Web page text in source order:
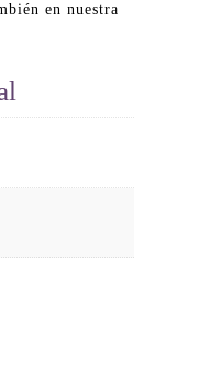
en nuestra